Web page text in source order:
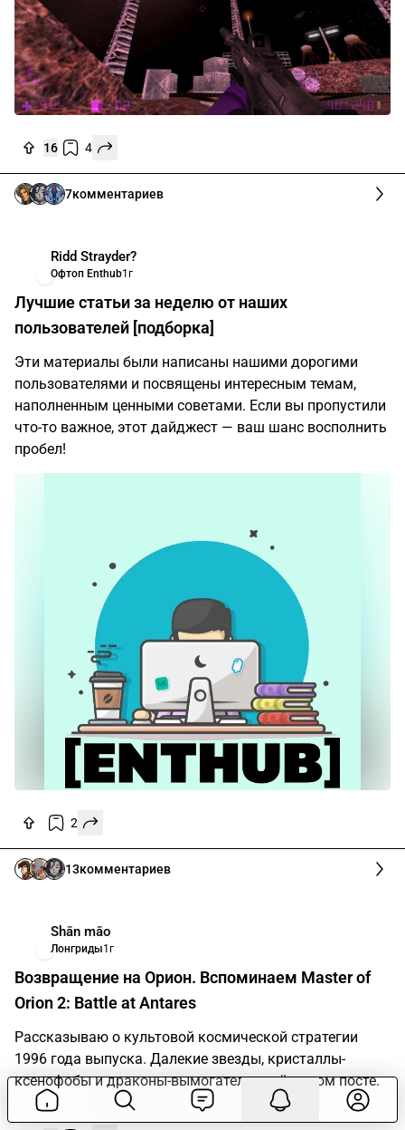
16 4
7комментариев
Ridd Strayder?
Офтоп Enthub1г
Лучшие статьи за неделю от наших
пользователей [подборка]
Эти материалы были написаны нашими дорогими
пользователями и посвящены интересным темам,
наполненным ценными советами. Если вы пропустили
что-то важное, этот дайджест — ваш шанс восполнить
пробел!
2
13комментариев
Shān māo
Лонгриды1г
Возвращение на Орион. Вспоминаем Master of
Orion 2: Battle at Antares
Рассказываю о культовой космической стратегии
1996 года выпуска. Далекие звезды, кристаллы-
ксенофобы и драконы-вымогатели - всё в этом посте.